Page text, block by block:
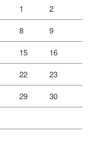
1 2
8 9
15 16
22 23
29 30